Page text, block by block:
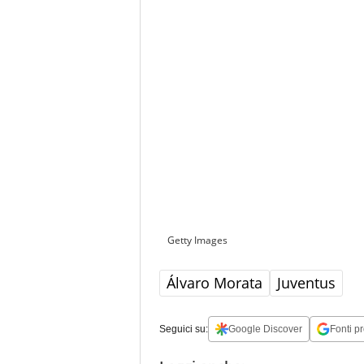
Getty Images
Álvaro Morata Juventus
Seguici su: Google Discover Fonti